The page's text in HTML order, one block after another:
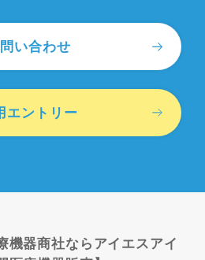
い合わせ
エントリー
機器商社ならアイエスアイ